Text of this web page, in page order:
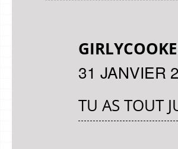
31 JANVIER
TU AS TOUT